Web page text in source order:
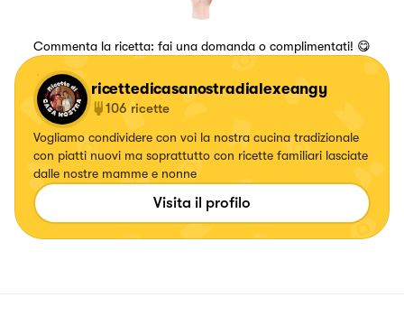
Commenta la ricetta: fai una domanda o complimentati! 😋
ricettedicasanostradialexeangy
106 ricette
Vogliamo condividere con voi la nostra cucina tradizionale
con piatti nuovi ma soprattutto con ricette familiari lasciate
dalle nostre mamme e nonne
Visita il profilo